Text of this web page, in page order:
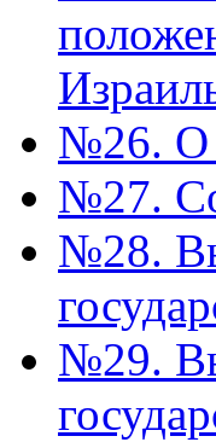
№26. О
№27.
№28.
№29.